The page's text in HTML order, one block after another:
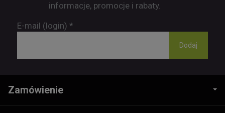
informacje, promocje i rabaty.
E-mail (login) *
Zamówienie